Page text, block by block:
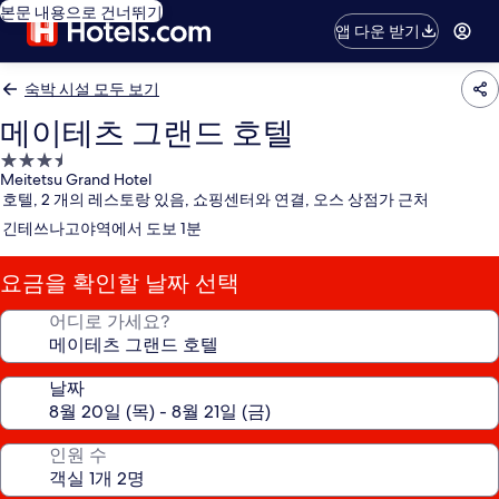
본문 내용으로 건너뛰기
앱 다운 받기
숙박 시설 모두 보기
메이테츠 그랜드 호텔
3.5
성
급
숙
박
시
설
Meitetsu Grand Hotel
호텔, 2 개의 레스토랑 있음, 쇼핑센터와 연결, 오스 상점가 근처
긴테쓰나고야역에서 도보 1분
요금을 확인할 날짜 선택
어디로 가세요?
날짜
인원 수